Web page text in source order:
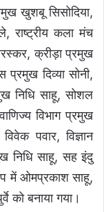
खुशबू सिसोदिया,
राष्ट्रीय कला मंच
क्रीड़ा प्रमुख
दिव्या सोनी,
निधि साहू, सोशल
विभाग प्रमुख
पवार, विज्ञान
निधि साहू, सह इंदु
में ओमप्रकाश साहू,
को बनाया गया।